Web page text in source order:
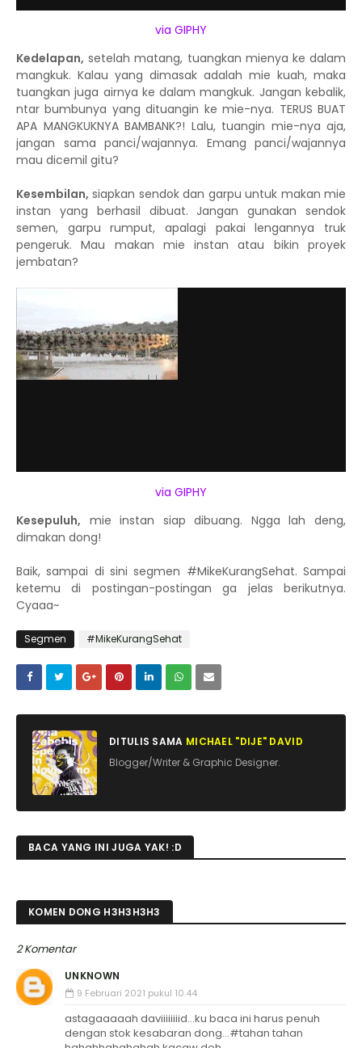
via GIPHY
Kedelapan, setelah matang, tuangkan mienya ke dalam
mangkuk. Kalau yang dimasak adalah mie kuah, maka
tuangkan juga airnya ke dalam mangkuk. Jangan kebalik,
ntar bumbunya yang dituangin ke mie-nya. TERUS BUAT
APA MANGKUKNYA BAMBANK?! Lalu, tuangin mie-nya aja,
jangan sama panci/wajannya. Emang panci/wajannya
mau dicemil gitu?
Kesembilan, siapkan sendok dan garpu untuk makan mie
instan yang berhasil dibuat. Jangan gunakan sendok
semen, garpu rumput, apalagi pakai lengannya truk
pengeruk. Mau makan mie instan atau bikin proyek
jembatan?
via GIPHY
Kesepuluh, mie instan siap dibuang. Ngga lah deng,
dimakan dong!
Baik, sampai di sini segmen #MikeKurangSehat. Sampai
ketemu di postingan-postingan ga jelas berikutnya.
Cyaaa~
Segmen #MikeKurangSehat
DITULIS SAMA MICHAEL "DIJE" DAVID
Blogger/Writer & Graphic Designer.
BACA YANG INI JUGA YAK! :D
KOMEN DONG H3H3H3H3
2 Komentar
UNKNOWN
9 Februari 2021 pukul 10.44
astagaaaaah daviiiiiiiid...ku baca ini harus penuh
dengan stok kesabaran dong...#tahan tahan